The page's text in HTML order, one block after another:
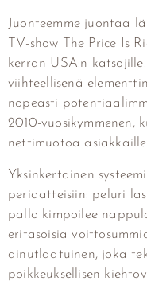
Juonteemme juontaa
TV-show The Price Is
kerran USA:n
viihteellisenä
nopeasti
2010-vuosikymmenen,
nettimuotoa
Yksinkertainen
periaatteisiin: peluri
pallo kimpoilee
eritasoisia
ainutlaatuinen, joka
poikkeuksellisen